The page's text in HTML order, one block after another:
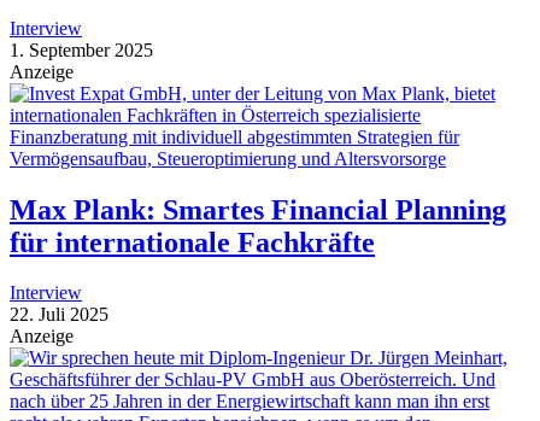
Interview
1. September 2025
Anzeige
Max Plank: Smartes Financial Planning
für internationale Fachkräfte
Interview
22. Juli 2025
Anzeige